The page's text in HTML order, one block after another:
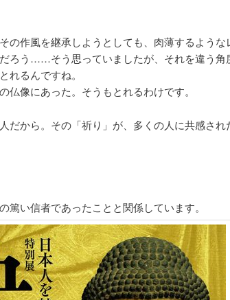
の作風を継承しようとしても、肉薄するような
ろう……そう思っていましたが、それを違う角
れるんですね。
仏像にあった。そうもとれるわけです。
だから。その「祈り」が、多くの人に共感され
篤い信者であったことと関係しています。